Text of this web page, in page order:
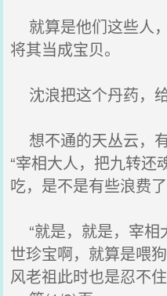
就算是他们这些人
将其当成宝贝。
沈浪把这个丹药，
想不通的天丛云，
“宰相大人，把九转还
吃，是不是有些浪费
“就是，就是，宰相
世珍宝啊，就算是喂
风老祖此时也是忍不住